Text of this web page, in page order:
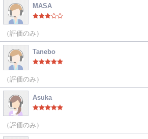
MASA
（評価のみ）
Tanebo
（評価のみ）
Asuka
（評価のみ）